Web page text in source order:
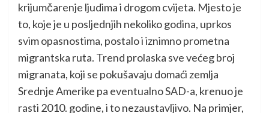
krijumčarenje ljudima i drogom cvijeta. Mjesto je
to, koje je u posljednjih nekoliko godina, uprkos
svim opasnostima, postalo i iznimno prometna
migrantska ruta. Trend prolaska sve većeg broj
migranata, koji se pokušavaju domaći zemlja
Srednje Amerike pa eventualno SAD-a, krenuo je
rasti 2010. godine, i to nezaustavljivo. Na primjer,